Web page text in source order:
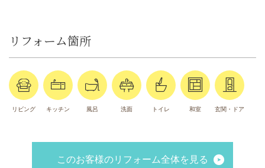
リフォーム箇所
リビング キッチン 風呂 洗面 トイレ 和室 玄関・ドア
このお客様のリフォーム全体を見る